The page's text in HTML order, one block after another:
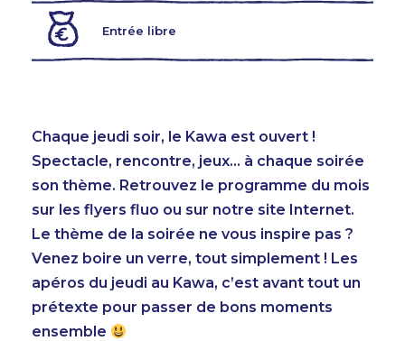
Entrée libre
Chaque jeudi soir, le Kawa est ouvert !
Spectacle, rencontre, jeux… à chaque soirée
son thème. Retrouvez le programme du mois
sur les flyers fluo ou sur notre site Internet.
Le thème de la soirée ne vous inspire pas ?
Venez boire un verre, tout simplement ! Les
apéros du jeudi au Kawa, c’est avant tout un
prétexte pour passer de bons moments
ensemble